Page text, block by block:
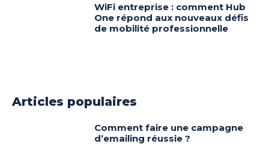
WiFi entreprise : comment Hub
One répond aux nouveaux défis
de mobilité professionnelle
Articles populaires
Comment faire une campagne
d’emailing réussie ?